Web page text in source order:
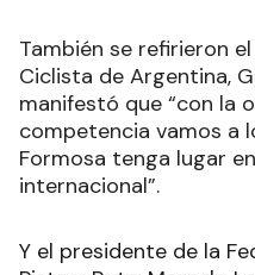
También se refirieron
Ciclista de Argentina,
manifestó que “con la
competencia vamos a
Formosa tenga lugar
internacional”.
Y el presidente de la